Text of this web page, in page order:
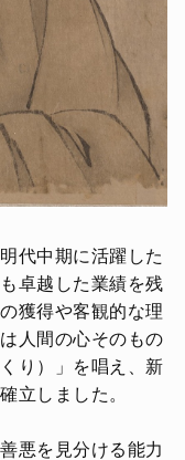
代中期に活躍した
卓越した業績を残
獲得や客観的な理
人間の心そのもの
り）」を唱え、新
立しました。
悪を見分ける能力